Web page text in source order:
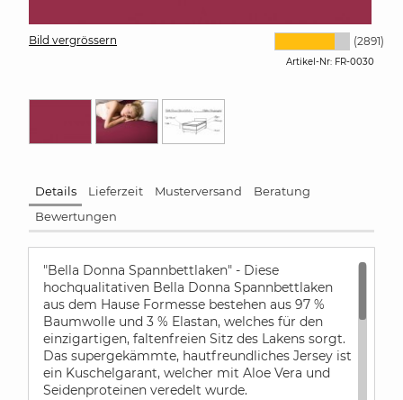
Bild vergrössern (2891)
Artikel-Nr: FR-0030
Details Lieferzeit Musterversand
Beratung
Bewertungen
"Bella Donna Spannbettlaken" - Diese
hochqualitativen Bella Donna Spannbettlaken
aus dem Hause Formesse bestehen aus 97 %
Baumwolle und 3 % Elastan, welches für den
einzigartigen, faltenfreien Sitz des Lakens sorgt.
Das supergekämmte, hautfreundliches Jersey ist
ein Kuschelgarant, welcher mit Aloe Vera und
Seidenproteinen veredelt wurde.